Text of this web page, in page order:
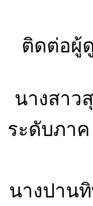
ติดต่อผู้
นางสาว
ระดับภาค
นางปาน